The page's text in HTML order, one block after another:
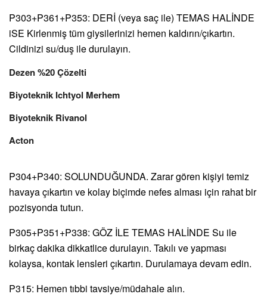
P303+P361+P353: DERİ (veya saç ile) TEMAS HALİNDE
iSE Kirlenmiş tüm giysilerinizi hemen kaldırın/çıkartın.
Cildinizi su/duş ile durulayın.
Dezen %20 Çözelti
Biyoteknik Ichtyol Merhem
Biyoteknik Rivanol
Acton
P304+P340: SOLUNDUĞUNDA. Zarar gören kişiyi temiz
havaya çıkartın ve kolay biçimde nefes alması için rahat bir
pozisyonda tutun.
P305+P351+P338: GÖZ İLE TEMAS HALİNDE Su ile
birkaç dakika dikkatlice durulayın. Takılı ve yapması
kolaysa, kontak lensleri çıkartın. Durulamaya devam edin.
P315: Hemen tıbbi tavsiye/müdahale alın.